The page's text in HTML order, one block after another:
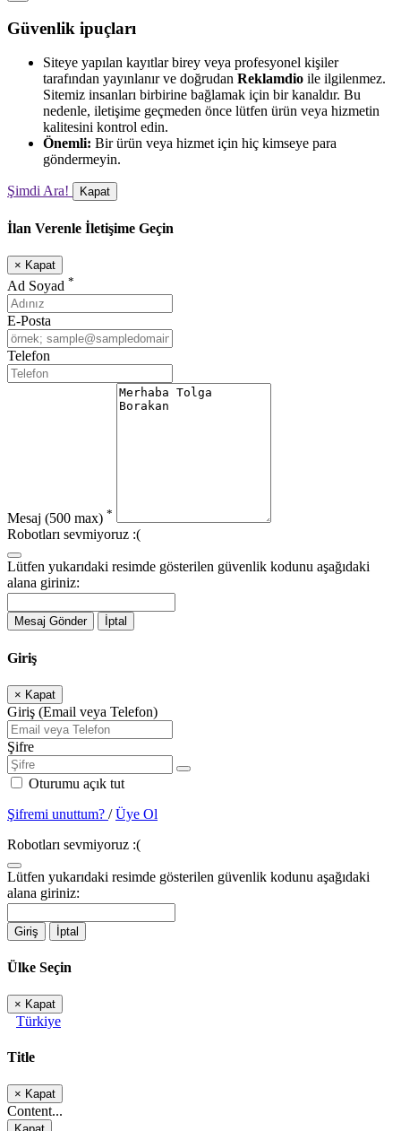
Güvenlik ipuçları
Siteye yapılan kayıtlar birey veya profesyonel kişiler
tarafından yayınlanır ve doğrudan Reklamdio ile ilgilenmez.
Sitemiz insanları birbirine bağlamak için bir kanaldır. Bu
nedenle, iletişime geçmeden önce lütfen ürün veya hizmetin
kalitesini kontrol edin.
Önemli: Bir ürün veya hizmet için hiç kimseye para
göndermeyin.
Şimdi Ara! Kapat
İlan Verenle İletişime Geçin
× Kapat
Ad Soyad *
E-Posta
Telefon
Mesaj (500 max) *
Robotları sevmiyoruz :(
Lütfen yukarıdaki resimde gösterilen güvenlik kodunu aşağıdaki
alana giriniz:
Mesaj Gönder İptal
Giriş
× Kapat
Giriş (Email veya Telefon)
Şifre
Oturumu açık tut
Şifremi unuttum? /Üye Ol
Robotları sevmiyoruz :(
Lütfen yukarıdaki resimde gösterilen güvenlik kodunu aşağıdaki
alana giriniz:
Giriş İptal
Ülke Seçin
× Kapat
Türkiye
Title
× Kapat
Content...